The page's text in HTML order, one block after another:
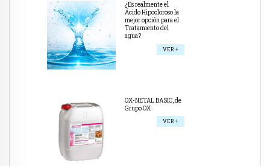
¿Es realmente el
Ácido Hipocloroso la
mejor opción para el
Tratamiento del
agua?
VER +
OX-NETAL BASIC, de
Grupo OX
VER +